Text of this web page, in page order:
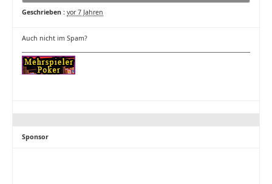
Geschrieben : vor 7 Jahren
Auch nicht im Spam?
Sponsor